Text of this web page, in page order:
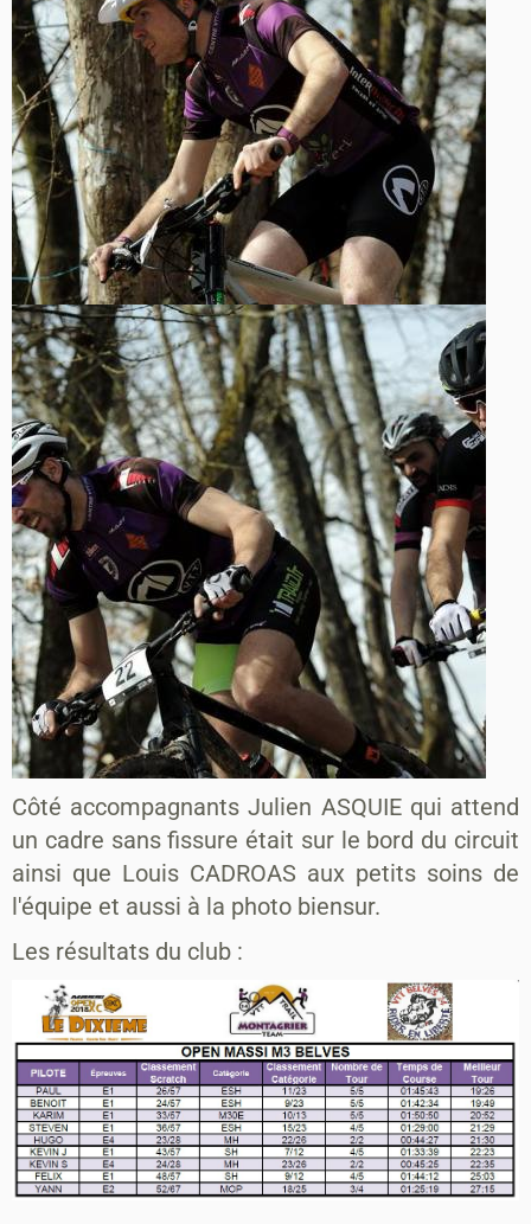
Côté accompagnants Julien ASQUIE qui attend
un cadre sans fissure était sur le bord du circuit
ainsi que Louis CADROAS aux petits soins de
l'équipe et aussi à la photo biensur.
Les résultats du club :